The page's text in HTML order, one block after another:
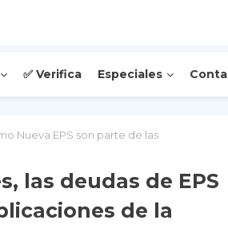
✅ Verifica Especiales
Nueva EPS son parte de las
las deudas de EPS
de la